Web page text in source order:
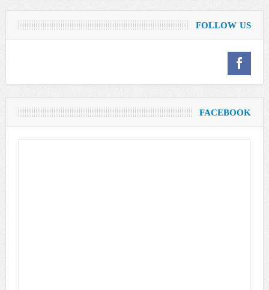
FOLLOW US
FACEBOOK